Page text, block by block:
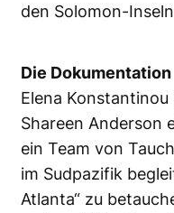
den Solomon-
Die Dokumentation
Elena
Shareen Anderson
ein Team von
im Sudpazifik
Atlanta“ zu